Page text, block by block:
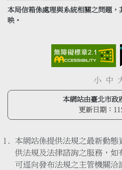
本局信箱係處理與系統相關之問題
映。
小 中
本網站由臺北市政
更新日期：
本網站係提供法規之最新動
供法規及法律諮詢之服務，如
可逕向發布法規之主管機關洽